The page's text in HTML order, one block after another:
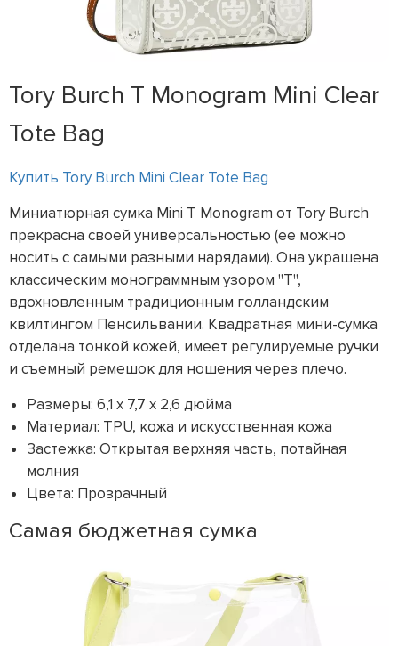
Tory Burch T Monogram Mini Clear
Tote Bag
Купить Tory Burch Mini Clear Tote Bag
Миниатюрная сумка Mini T Monogram от Tory Burch
прекрасна своей универсальностью (ее можно
носить с самыми разными нарядами). Она украшена
классическим монограммным узором "T",
вдохновленным традиционным голландским
квилтингом Пенсильвании. Квадратная мини-сумка
отделана тонкой кожей, имеет регулируемые ручки
и съемный ремешок для ношения через плечо.
Размеры: 6,1 x 7,7 x 2,6 дюйма
Материал: TPU, кожа и искусственная кожа
Застежка: Открытая верхняя часть, потайная
молния
Цвета: Прозрачный
Самая бюджетная сумка